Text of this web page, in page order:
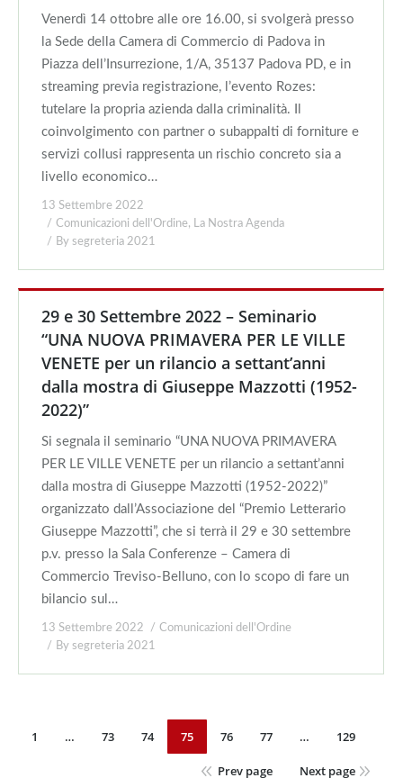
Venerdì 14 ottobre alle ore 16.00, si svolgerà presso
la Sede della Camera di Commercio di Padova in
Piazza dell’Insurrezione, 1/A, 35137 Padova PD, e in
streaming previa registrazione, l’evento Rozes:
tutelare la propria azienda dalla criminalità. Il
coinvolgimento con partner o subappalti di forniture e
servizi collusi rappresenta un rischio concreto sia a
livello economico…
13 Settembre 2022
Comunicazioni dell'Ordine, La Nostra Agenda
By segreteria 2021
29 e 30 Settembre 2022 – Seminario
“UNA NUOVA PRIMAVERA PER LE VILLE
VENETE per un rilancio a settant’anni
dalla mostra di Giuseppe Mazzotti (1952-
2022)”
Si segnala il seminario “UNA NUOVA PRIMAVERA
PER LE VILLE VENETE per un rilancio a settant’anni
dalla mostra di Giuseppe Mazzotti (1952-2022)”
organizzato dall’Associazione del “Premio Letterario
Giuseppe Mazzotti”, che si terrà il 29 e 30 settembre
p.v. presso la Sala Conferenze – Camera di
Commercio Treviso-Belluno, con lo scopo di fare un
bilancio sul…
13 Settembre 2022
Comunicazioni dell'Ordine
By segreteria 2021
1 … 73 74 75 76 77 … 129
Prev page Next page